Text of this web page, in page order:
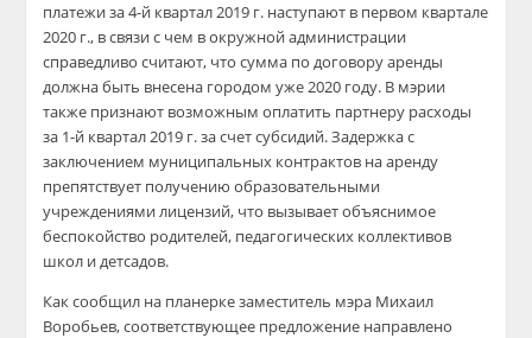
платежи за 4-й квартал 2019 г. наступают в первом квартале
2020 г., в связи с чем в окружной администрации
справедливо считают, что сумма по договору аренды
должна быть внесена городом уже 2020 году. В мэрии
также признают возможным оплатить партнеру расходы
за 1-й квартал 2019 г. за счет субсидий. Задержка с
заключением муниципальных контрактов на аренду
препятствует получению образовательными
учреждениями лицензий, что вызывает объяснимое
беспокойство родителей, педагогических коллективов
школ и детсадов.
Как сообщил на планерке заместитель мэра Михаил
Воробьев, соответствующее предложение направлено